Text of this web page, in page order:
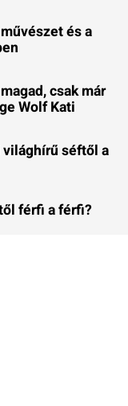
és a
csak már
Wolf Kati
séftől a
férfi a férfi?